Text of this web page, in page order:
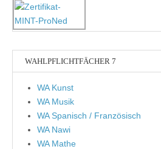
WAHLPFLICHTFÄCHER 7
WA Kunst
WA Musik
WA Spanisch / Französisch
WA Nawi
WA Mathe